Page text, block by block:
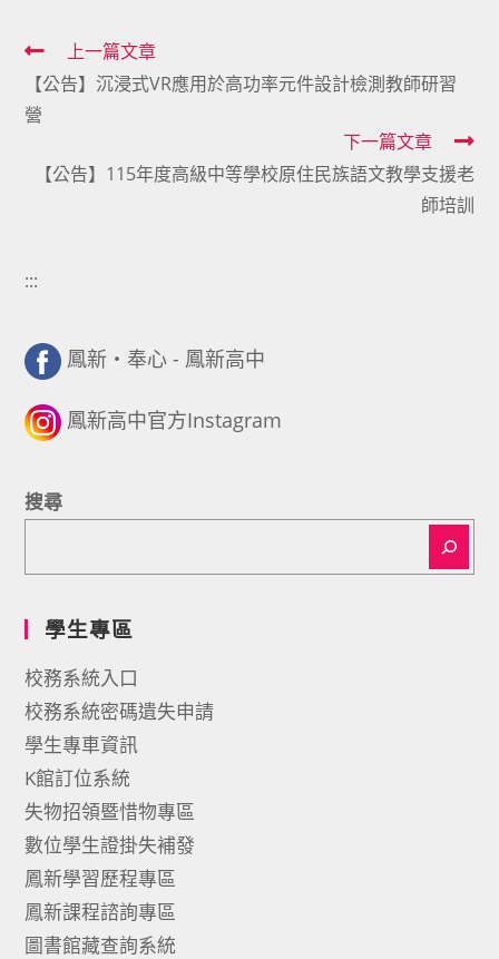
Read
more
articles
上一篇文章
【公告】沉浸式VR應用於高功率元件設計檢測教師研習
營
下一篇文章
【公告】115年度高級中等學校原住民族語文教學支援老
師培訓
:::
鳳新・奉心 - 鳳新高中
鳳新高中官方Instagram
搜尋
學生專區
校務系統入口
校務系統密碼遺失申請
學生專車資訊
K館訂位系統
失物招領暨惜物專區
數位學生證掛失補發
鳳新學習歷程專區
鳳新課程諮詢專區
圖書館藏查詢系統